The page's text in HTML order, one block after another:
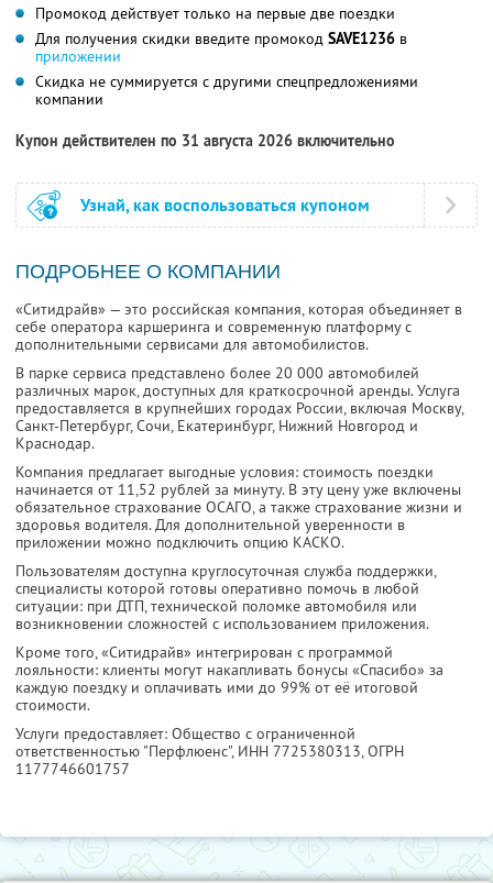
Промокод действует только на первые две поездки
Для получения скидки введите промокод SAVE1236 в
приложении
Скидка не суммируется с другими спецпредложениями
компании
Купон действителен по 31 августа 2026 включительно
Узнай, как воспользоваться купоном
ПОДРОБНЕЕ О КОМПАНИИ
«Ситидрайв» — это российская компания, которая объединяет в
себе оператора каршеринга и современную платформу с
дополнительными сервисами для автомобилистов.
В парке сервиса представлено более 20 000 автомобилей
различных марок, доступных для краткосрочной аренды. Услуга
предоставляется в крупнейших городах России, включая Москву,
Санкт-Петербург, Сочи, Екатеринбург, Нижний Новгород и
Краснодар.
Компания предлагает выгодные условия: стоимость поездки
начинается от 11,52 рублей за минуту. В эту цену уже включены
обязательное страхование ОСАГО, а также страхование жизни и
здоровья водителя. Для дополнительной уверенности в
приложении можно подключить опцию КАСКО.
Пользователям доступна круглосуточная служба поддержки,
специалисты которой готовы оперативно помочь в любой
ситуации: при ДТП, технической поломке автомобиля или
возникновении сложностей с использованием приложения.
Кроме того, «Ситидрайв» интегрирован с программой
лояльности: клиенты могут накапливать бонусы «Спасибо» за
каждую поездку и оплачивать ими до 99% от её итоговой
стоимости.
Услуги предоставляет: Общество с ограниченной
ответственностью "Перфлюенс", ИНН 7725380313, ОГРН
1177746601757